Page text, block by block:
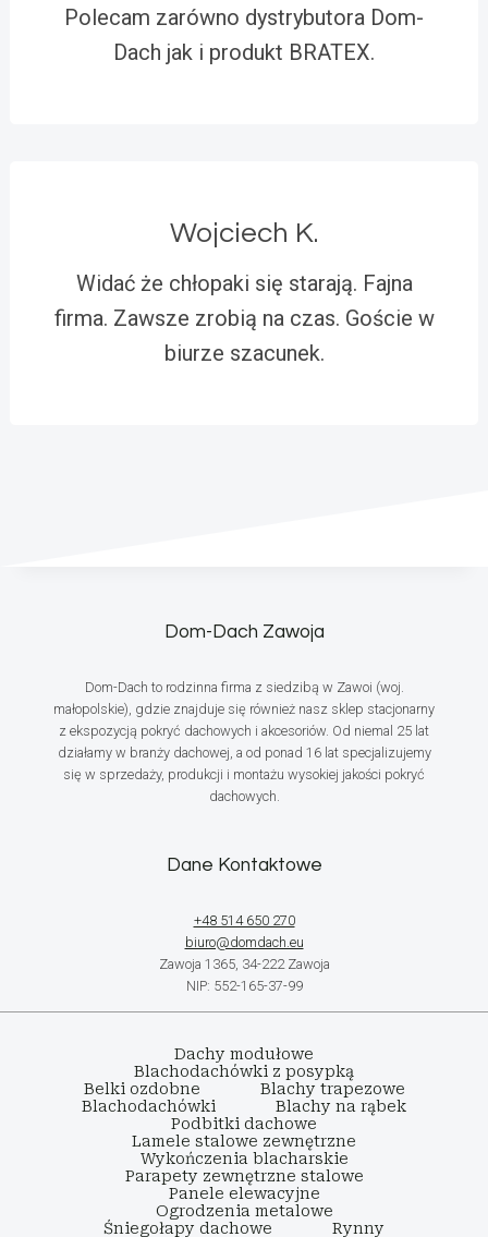
Polecam zarówno dystrybutora Dom-
Dach jak i produkt BRATEX.
Wojciech K.
Widać że chłopaki się starają. Fajna
firma. Zawsze zrobią na czas. Goście w
biurze szacunek.
Dom-Dach Zawoja
Dom-Dach to rodzinna firma z siedzibą w Zawoi (woj.
małopolskie), gdzie znajduje się również nasz sklep stacjonarny
z ekspozycją pokryć dachowych i akcesoriów. Od niemal 25 lat
działamy w branży dachowej, a od ponad 16 lat specjalizujemy
się w sprzedaży, produkcji i montażu wysokiej jakości pokryć
dachowych.
Dane Kontaktowe
+48 514 650 270
biuro@domdach.eu
Zawoja 1365, 34-222 Zawoja
NIP: 552-165-37-99
Dachy modułowe
Blachodachówki z posypką
Belki ozdobne
Blachy trapezowe
Blachodachówki
Blachy na rąbek
Podbitki dachowe
Lamele stalowe zewnętrzne
Wykończenia blacharskie
Parapety zewnętrzne stalowe
Panele elewacyjne
Ogrodzenia metalowe
Śniegołapy dachowe
Rynny